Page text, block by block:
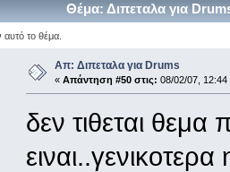
Θέμα: Διπεταλα για
αυτό το θέμα.
Απ: Διπεταλα για Drums
« Απάντηση #50 στις: 08/02/07, 12:44
δεν τιθεται